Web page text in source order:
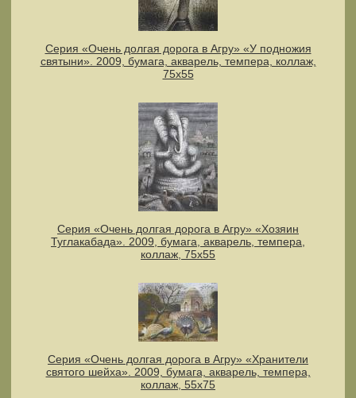
Серия «Очень долгая дорога в Агру» «У подножия
святыни». 2009, бумага, акварель, темпера, коллаж,
75х55
Серия «Очень долгая дорога в Агру» «Хозяин
Туглакабада». 2009, бумага, акварель, темпера,
коллаж, 75х55
Серия «Очень долгая дорога в Агру» «Хранители
святого шейха». 2009, бумага, акварель, темпера,
коллаж, 55х75